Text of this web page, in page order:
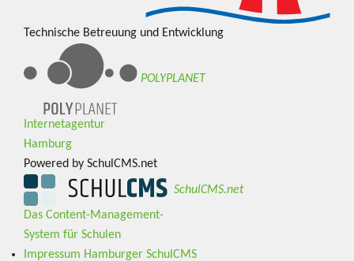
Technische Betreuung und Entwicklung
POLYPLANET
Internetagentur
Hamburg
Powered by SchulCMS.net
SchulCMS.net
Das Content-Management-
System für Schulen
Impressum Hamburger SchulCMS